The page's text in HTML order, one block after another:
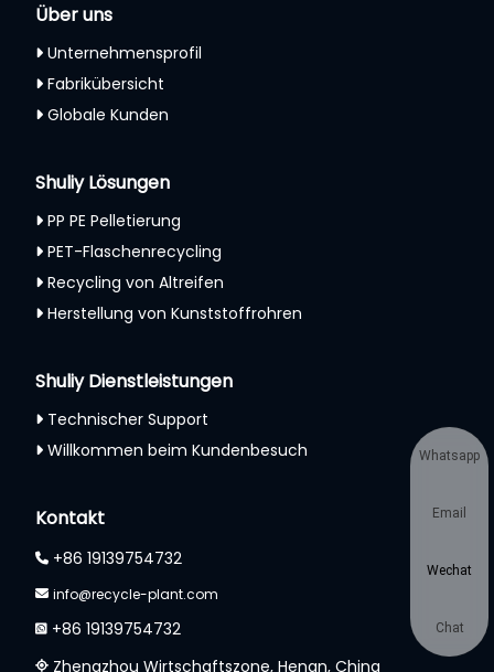
Über uns
Unternehmensprofil
Fabrikübersicht
Globale Kunden
Shuliy Lösungen
PP PE Pelletierung
PET-Flaschenrecycling
Recycling von Altreifen
Herstellung von Kunststoffrohren
Shuliy Dienstleistungen
Technischer Support
Willkommen beim Kundenbesuch
Kontakt
+86 19139754732
info@recycle-plant.com
+86 19139754732
Zhengzhou Wirtschaftszone, Henan, China
Whatsapp
Email
Wechat
Chat